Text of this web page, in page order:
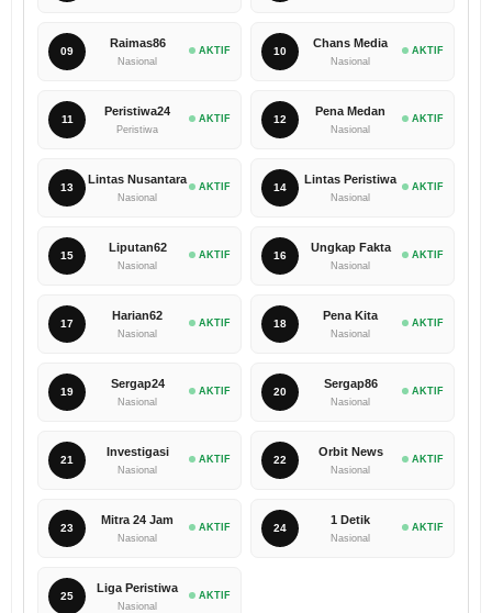
09
Raimas86
Nasional
AKTIF 10
Chans Media
Nasional
AKTIF
11
Peristiwa24
Peristiwa
AKTIF 12
Pena Medan
Nasional
AKTIF
13
Lintas Nusantara
Nasional
AKTIF 14
Lintas Peristiwa
Nasional
AKTIF
15
Liputan62
Nasional
AKTIF 16
Ungkap Fakta
Nasional
AKTIF
17
Harian62
Nasional
AKTIF 18
Pena Kita
Nasional
AKTIF
19
Sergap24
Nasional
AKTIF 20
Sergap86
Nasional
AKTIF
21
Investigasi
Nasional
AKTIF 22
Orbit News
Nasional
AKTIF
23
Mitra 24 Jam
Nasional
AKTIF 24
1 Detik
Nasional
AKTIF
25
Liga Peristiwa
Nasional
AKTIF